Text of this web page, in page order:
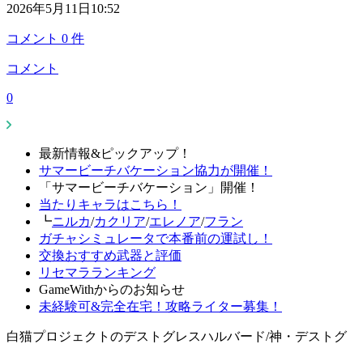
2026年5月11日10:52
コメント 0 件
コメント
0
最新情報&ピックアップ！
サマービーチバケーション協力が開催！
「サマービーチバケーション」開催！
当たりキャラはこちら！
┗ニルカ/カクリア/エレノア/フラン
ガチャシミュレータで本番前の運試し！
交換おすすめ武器と評価
リセマラランキング
GameWithからのお知らせ
未経験可&完全在宅！攻略ライター募集！
白猫プロジェクトのデストグレスハルバード/神・デストグ